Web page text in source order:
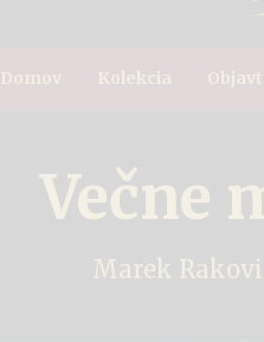
Domov Kolekcia
Večne
Marek